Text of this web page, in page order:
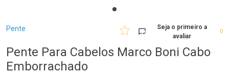
Breadcrumb
Pente
Seja o primeiro a
avaliar
0
Pente Para Cabelos Marco Boni Cabo
Emborrachado